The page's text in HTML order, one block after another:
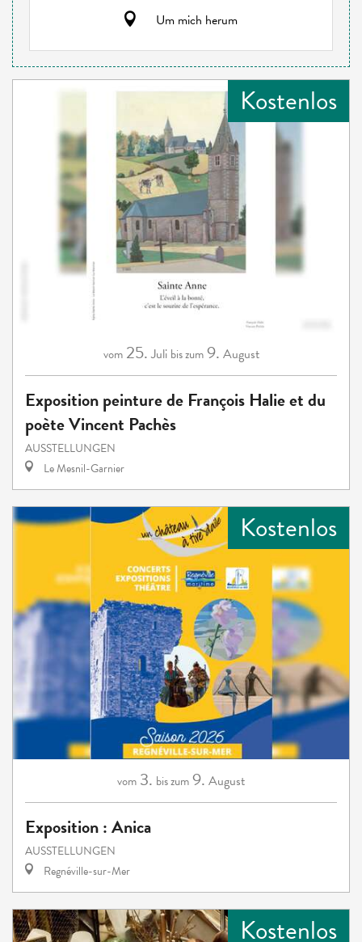
Um mich herum
Kostenlos
vom 25.Juli bis zum 9. August
Exposition peinture de François Halie et du
poète Vincent Pachès
AUSSTELLUNGEN
Le Mesnil-Garnier
Kostenlos
vom 3. bis zum9. August
Exposition : Anica
AUSSTELLUNGEN
Regnéville-sur-Mer
Kostenlos